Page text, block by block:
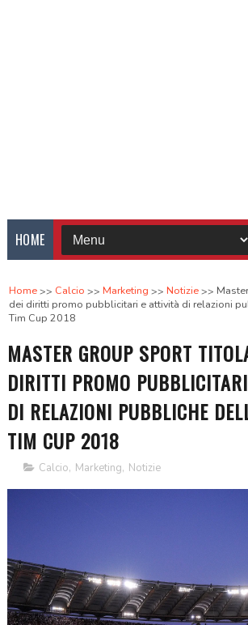
HOME
Home Calcio Marketing Notizie
dei diritti promo pubblicitari e attività di relazioni
Tim Cup 2018
MASTER GROUP SPORT
DIRITTI PROMO
DI RELAZIONI PUBBLICHE
TIM CUP 2018
Calcio, Marketing, Notizie